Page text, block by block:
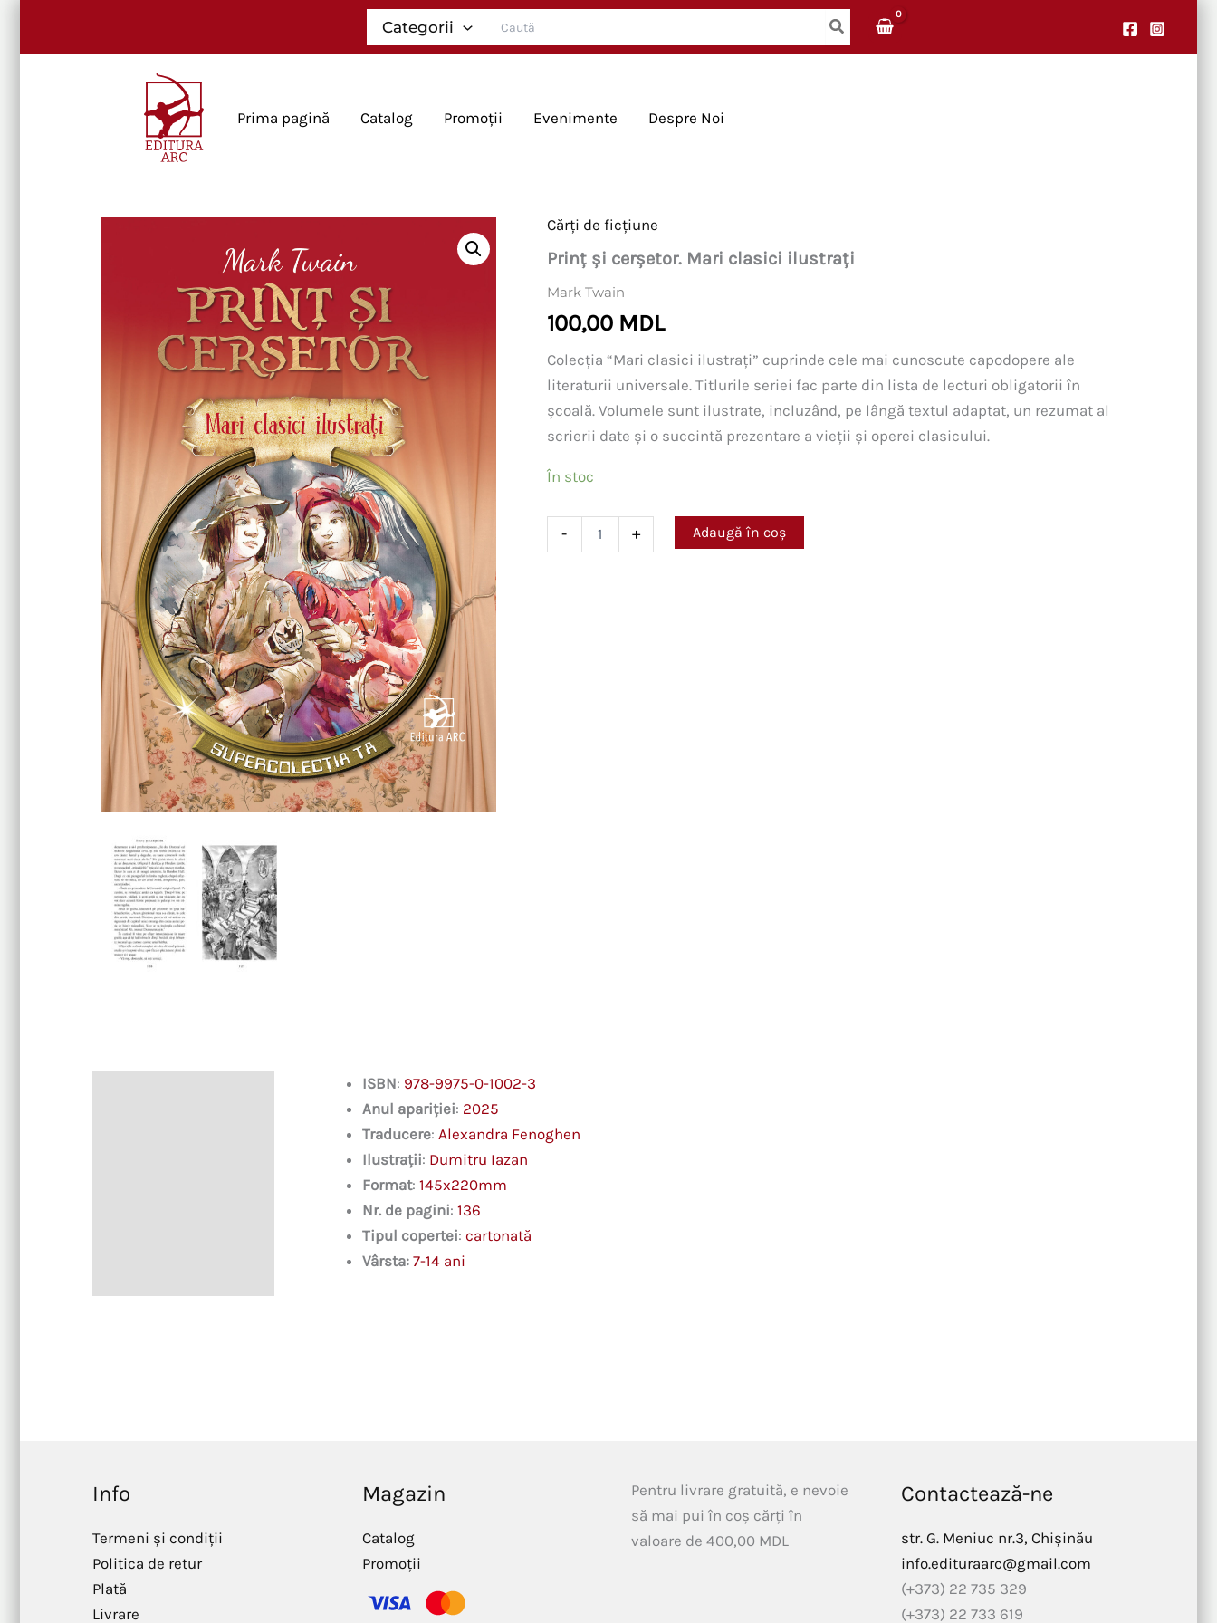
Categorii
for:
Prima pagină Catalog Promoții Evenimente Despre Noi
Cărți de ficțiune
Prinț și cerșetor. Mari clasici ilustrați
Mark Twain
100,00 MDL
Colecția “Mari clasici ilustrați” cuprinde cele mai cunoscute capodopere ale
literaturii universale. Titlurile seriei fac parte din lista de lecturi obligatorii în
școală. Volumele sunt ilustrate, incluzând, pe lângă textul adaptat, un rezumat al
scrierii date și o succintă prezentare a vieții și operei clasicului.
În stoc
- + Adaugă în coș
ISBN: 978-9975-0-1002-3
Anul apariției: 2025
Traducere: Alexandra Fenoghen
Ilustrații: Dumitru Iazan
Format: 145x220mm
Nr. de pagini: 136
Tipul copertei: cartonată
Vârsta: 7-14 ani
Info
Termeni și condiții
Politica de retur
Plată
Livrare
Magazin
Catalog
Promoții
Pentru livrare gratuită, e nevoie
să mai pui în coș cărți în
valoare de 400,00 MDL
Contactează-ne
str. G. Meniuc nr.3, Chișinău
info.edituraarc@gmail.com
(+373) 22 735 329
(+373) 22 733 619